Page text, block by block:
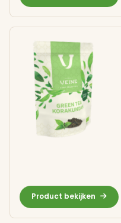
Product bekijken